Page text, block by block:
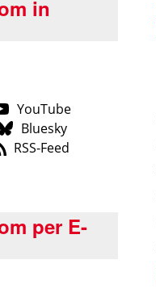
in
YouTube
Bluesky
RSS-Feed
per E-